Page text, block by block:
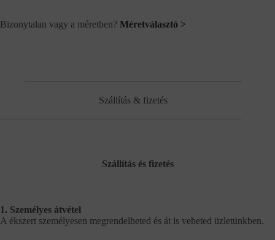
Bizonytalan vagy a méretben? Méretválasztó >
Szállítás & fizetés
Szállítás és fizetés
1. Személyes átvétel
A ékszert személyesen megrendelheted és át is veheted üzletünkben.